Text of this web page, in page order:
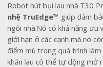
Robot hút bụi lau nhà T30
nhệ TruEdge™ giúp đảm
ngôi nhà.Nó có khả năng ưu
giới hạn ở các cạnh mà nó
điểm mù trong quá trình làm
khăn lau có thể tự động mở